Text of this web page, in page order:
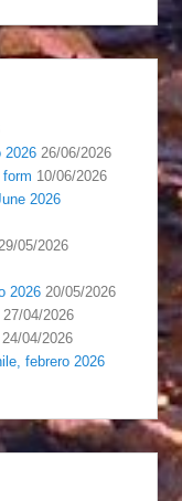
2026 26/06/2026
10/06/2026
2026
29/05/2026
2026 20/05/2026
27/04/2026
24/04/2026
febrero 2026